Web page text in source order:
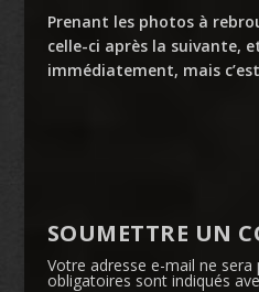
Prenant les photos à
celle-ci après la suivante,
immédiatement, mais
SOUMETTRE UN
Votre adresse e-mail ne sera
obligatoires sont indiqués